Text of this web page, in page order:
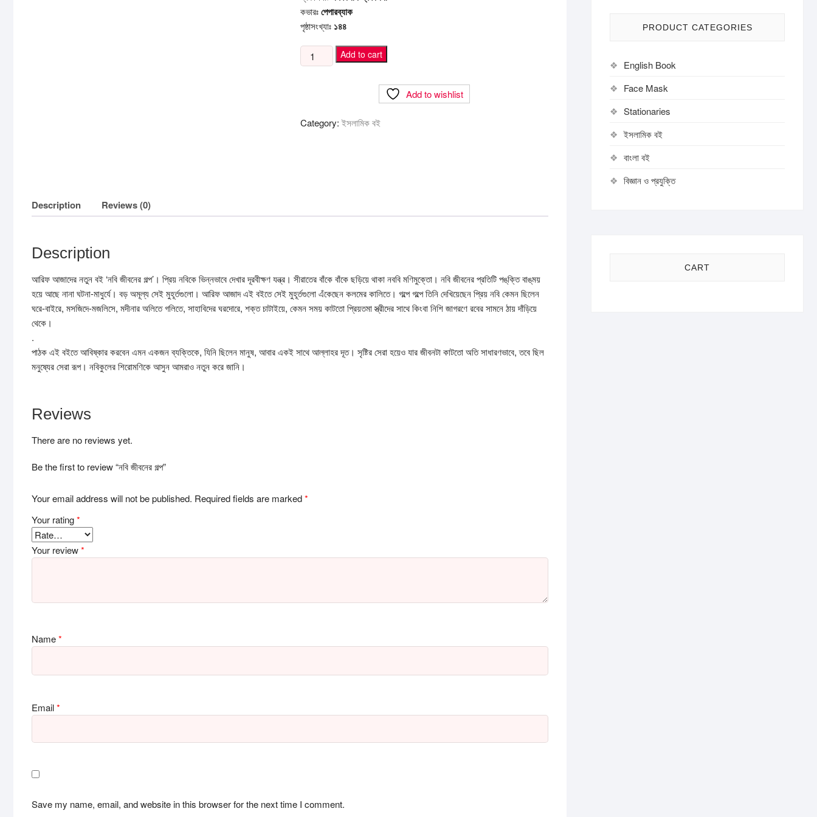
কভারঃপেপারব্যাক
পৃষ্ঠাসংখ্যাঃ ১৪৪
জীবনের
Add to cart
Add to wishlist
Category: ইসলামিক বই
Description Reviews (0)
Description
আরিফ আজাদের নতুন বই ‘নবি জীবনের গল্প’। প্রিয় নবিকে ভিন্নভাবে দেখার দূরবীক্ষণ যন্ত্র। সীরাতের বাঁকে বাঁকে ছড়িয়ে থাকা নববি মণিমুক্তো। নবি জীবনের প্রতিটি পঙ্‌ক্তি বাঙ্‌ময়
হয়ে আছে নানা ঘটনা-মাধুর্যে। বড় অমূল্য সেই মুহূর্তগুলো। আরিফ আজাদ এই বইতে সেই মুহূর্তগুলো এঁকেছেন কলমের কালিতে। গল্পে গল্পে তিনি দেখিয়েছেন প্রিয় নবি কেমন ছিলেন
ঘরে-বাইরে, মসজিদে-মজলিসে, মদীনার অলিতে গলিতে, সাহাবিদের ঘরদোরে, শক্ত চাটাইয়ে, কেমন সময় কাটতো প্রিয়তমা স্ত্রীদের সাথে কিংবা নিশি জাগরণে রবের সামনে ঠায় দাঁড়িয়ে
থেকে।
.
পাঠক এই বইতে আবিষ্কার করবেন এমন একজন ব্যক্তিকে, যিনি ছিলেন মানুষ, আবার একই সাথে আল্লাহর দূত। সৃষ্টির সেরা হয়েও যার জীবনটা কাটতো অতি সাধারণভাবে, তবে ছিল
মনুষ্যের সেরা রূপ। নবিকুলের শিরোমণিকে আসুন আমরাও নতুন করে জানি।
Reviews
There are no reviews yet.
Be the first to review “নবি জীবনের গল্প”
Your email address will not be published. Required fields are marked*
Your rating*
Your review*
Name*
Email*
Save my name, email, and website in this browser for the next time I comment.
PRODUCT CATEGORIES
English Book
Face Mask
Stationaries
ইসলামিক বই
বাংলা বই
বিজ্ঞান ও প্রযুক্তি
CART